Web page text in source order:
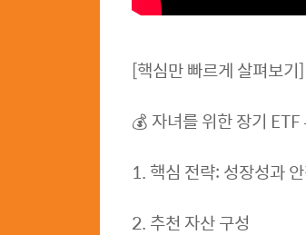
[핵심만 빠르게 살펴보기]
💰 자녀를 위한 장기
1. 핵심 전략: 성장성과
2. 추천 자산 구성